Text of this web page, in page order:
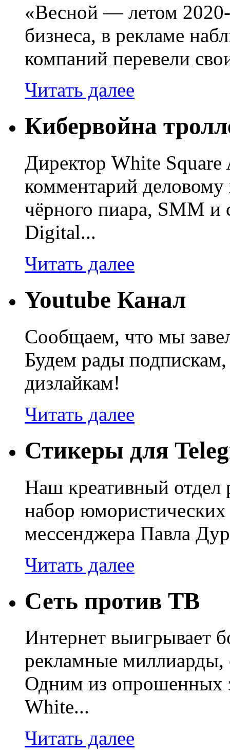
«Весной — летом
бизнеса, в рекламе
компаний перевели
Читать далее
Кибервойна
Директор White Square
комментарий
чёрного пиара, SMM и
Digital...
Читать далее
Youtube Канал
Сообщаем, что мы
Будем рады
дизлайкам!
Читать далее
Стикеры для
Наш креативный отдел
набор юмористических
мессенджера Павла
Читать далее
Сеть против ТВ
Интернет выигрывает
рекламные
Одним из опрошенных
White...
Читать далее